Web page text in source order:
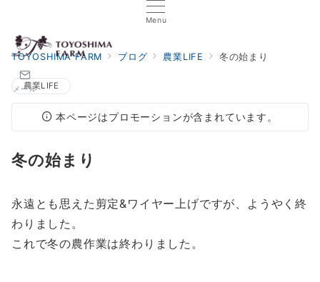
Menu
メール
TOYOSHIMA FARM ブログ 農業LIFE 冬の始まり
農業LIFE
本ページはプロモーションが含まれています。
冬の始まり
永遠とも思えた剪定&ワイヤー上げですが、ようやく終
わりました。
これで冬の農作業は終わりました。